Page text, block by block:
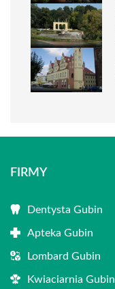
FIRMY
Dentysta Gubin
Apteka Gubin
Lombard Gubin
Kwiaciarnia Gubin